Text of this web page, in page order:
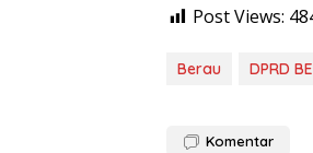
Post Views:
Berau DPRD
Komentar